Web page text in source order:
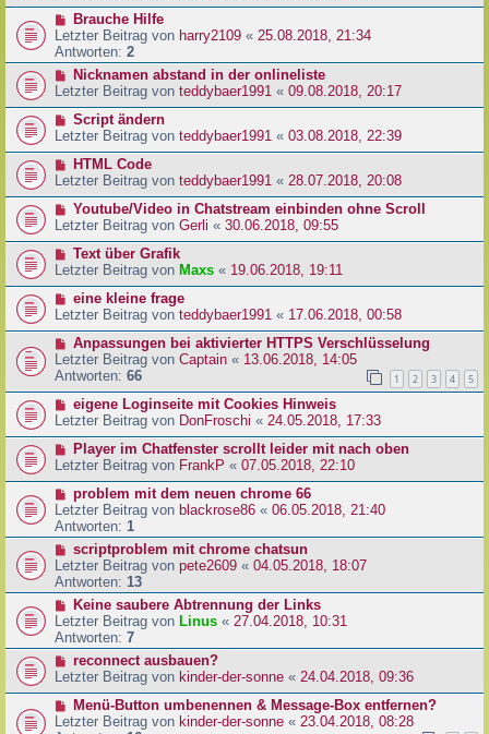
Brauche Hilfe
Letzter Beitrag von harry2109 « 25.08.2018, 21:34
Antworten: 2
Nicknamen abstand in der onlineliste
Letzter Beitrag von teddybaer1991 « 09.08.2018, 20:17
Script ändern
Letzter Beitrag von teddybaer1991 « 03.08.2018, 22:39
HTML Code
Letzter Beitrag von teddybaer1991 « 28.07.2018, 20:08
Youtube/Video in Chatstream einbinden ohne Scroll
Letzter Beitrag von Gerli « 30.06.2018, 09:55
Text über Grafik
Letzter Beitrag von Maxs « 19.06.2018, 19:11
eine kleine frage
Letzter Beitrag von teddybaer1991 « 17.06.2018, 00:58
Anpassungen bei aktivierter HTTPS Verschlüsselung
Letzter Beitrag von Captain « 13.06.2018, 14:05
Antworten: 66 1 2 3 4 5
eigene Loginseite mit Cookies Hinweis
Letzter Beitrag von DonFroschi « 24.05.2018, 17:33
Player im Chatfenster scrollt leider mit nach oben
Letzter Beitrag von FrankP « 07.05.2018, 22:10
problem mit dem neuen chrome 66
Letzter Beitrag von blackrose86 « 06.05.2018, 21:40
Antworten: 1
scriptproblem mit chrome chatsun
Letzter Beitrag von pete2609 « 04.05.2018, 18:07
Antworten: 13
Keine saubere Abtrennung der Links
Letzter Beitrag von Linus « 27.04.2018, 10:31
Antworten: 7
reconnect ausbauen?
Letzter Beitrag von kinder-der-sonne « 24.04.2018, 09:36
Menü-Button umbenennen & Message-Box entfernen?
Letzter Beitrag von kinder-der-sonne « 23.04.2018, 08:28